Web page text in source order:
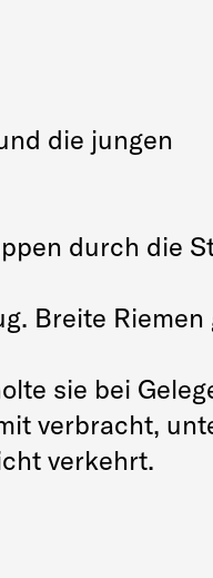
die jungen
durch die
Breite Riemen
sie bei
verbracht,
verkehrt.